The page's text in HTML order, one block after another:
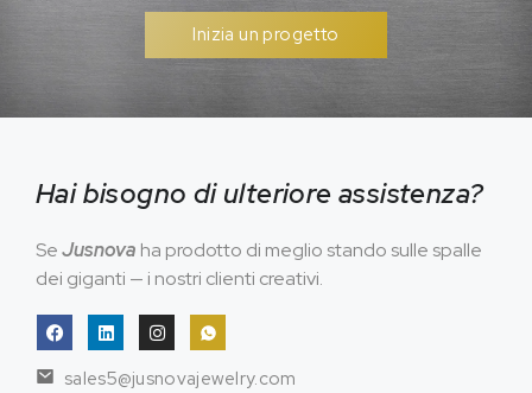
Inizia un progetto
Hai bisogno di ulteriore assistenza?
SeJusnova ha prodotto di meglio stando sulle spalle
dei giganti — i nostri clienti creativi.
sales5@jusnovajewelry.com